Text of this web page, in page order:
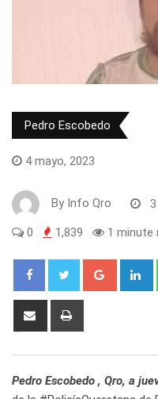
Pedro Escobedo
4 mayo, 2023
By Info Qro
0 1,839 1 minute
Google+
Share
Pedro Escobedo , Qro, a